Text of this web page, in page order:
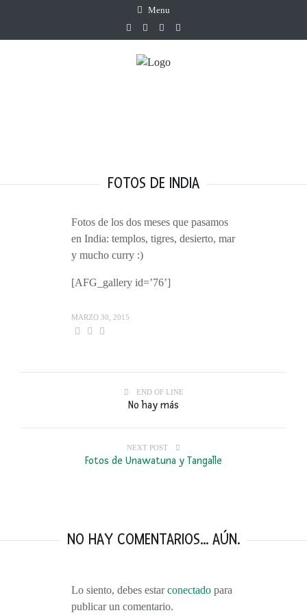
Menu
FOTOS DE INDIA
Fotos de los dos meses que pasamos
en India: templos, tigres, desierto, mar
y mucho curry :)
[AFG_gallery id=’76’]
MARZO 30, 2015
END OF LINE
No hay más
NEXT POST
Fotos de Unawatuna y Tangalle
NO HAY COMENTARIOS... AÚN.
Lo siento, debes estarconectado para
publicar un comentario.